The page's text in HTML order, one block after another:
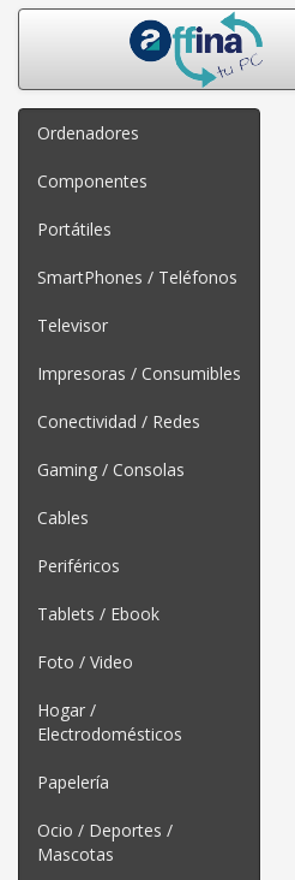
Ordenadores
Componentes
Portátiles
SmartPhones / Teléfonos
Televisor
Impresoras / Consumibles
Conectividad / Redes
Gaming / Consolas
Cables
Periféricos
Tablets / Ebook
Foto / Video
Hogar /
Electrodomésticos
Papelería
Ocio / Deportes /
Mascotas